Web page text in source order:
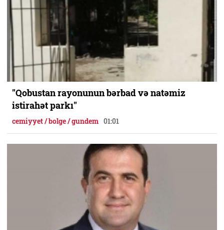
"Qobustan rayonunun bərbad və natəmiz
istirahət parkı"
cemiyyet / bolge / gundem 01:01